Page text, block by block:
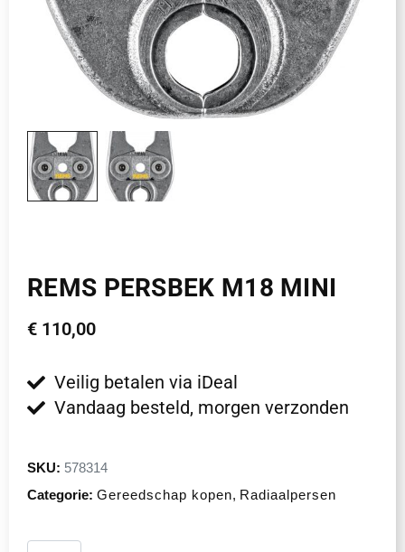
REMS PERSBEK M18 MINI
€ 110,00
Veilig betalen via iDeal
Vandaag besteld, morgen verzonden
SKU: 578314
Categorie: Gereedschap kopen, Radiaalpersen